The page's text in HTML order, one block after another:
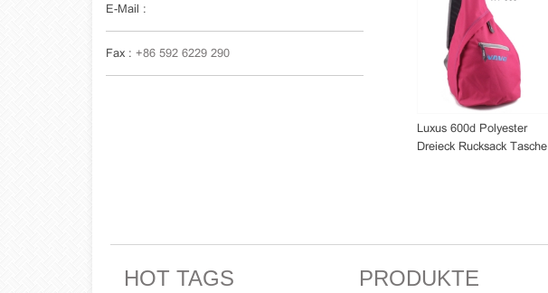
E-Mail :
Fax : +86 592 6229 290
Luxus 600d Polyester
Dreieck Rucksack Tasche
HOT TAGS PRODUKTE